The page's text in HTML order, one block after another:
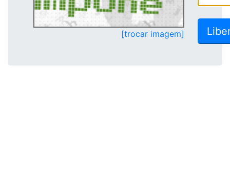
[trocar imagem]